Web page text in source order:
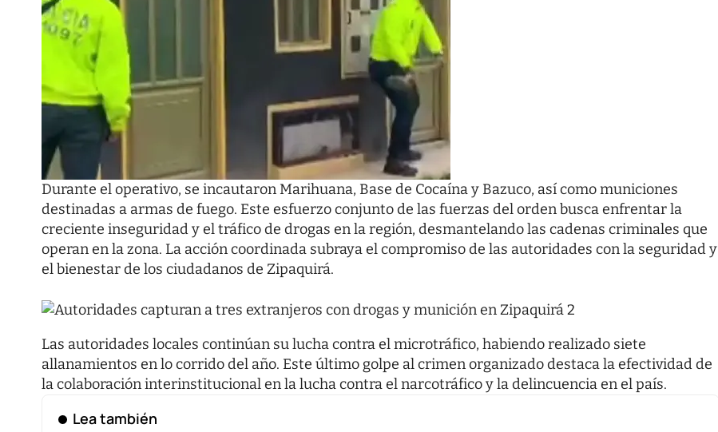
Durante el operativo, se incautaron Marihuana, Base de Cocaína y Bazuco, así como municiones
destinadas a armas de fuego. Este esfuerzo conjunto de las fuerzas del orden busca enfrentar la
creciente inseguridad y el tráfico de drogas en la región, desmantelando las cadenas criminales que
operan en la zona. La acción coordinada subraya el compromiso de las autoridades con la seguridad y
el bienestar de los ciudadanos de Zipaquirá.
Las autoridades locales continúan su lucha contra el microtráfico, habiendo realizado siete
allanamientos en lo corrido del año. Este último golpe al crimen organizado destaca la efectividad de
la colaboración interinstitucional en la lucha contra el narcotráfico y la delincuencia en el país.
Lea también